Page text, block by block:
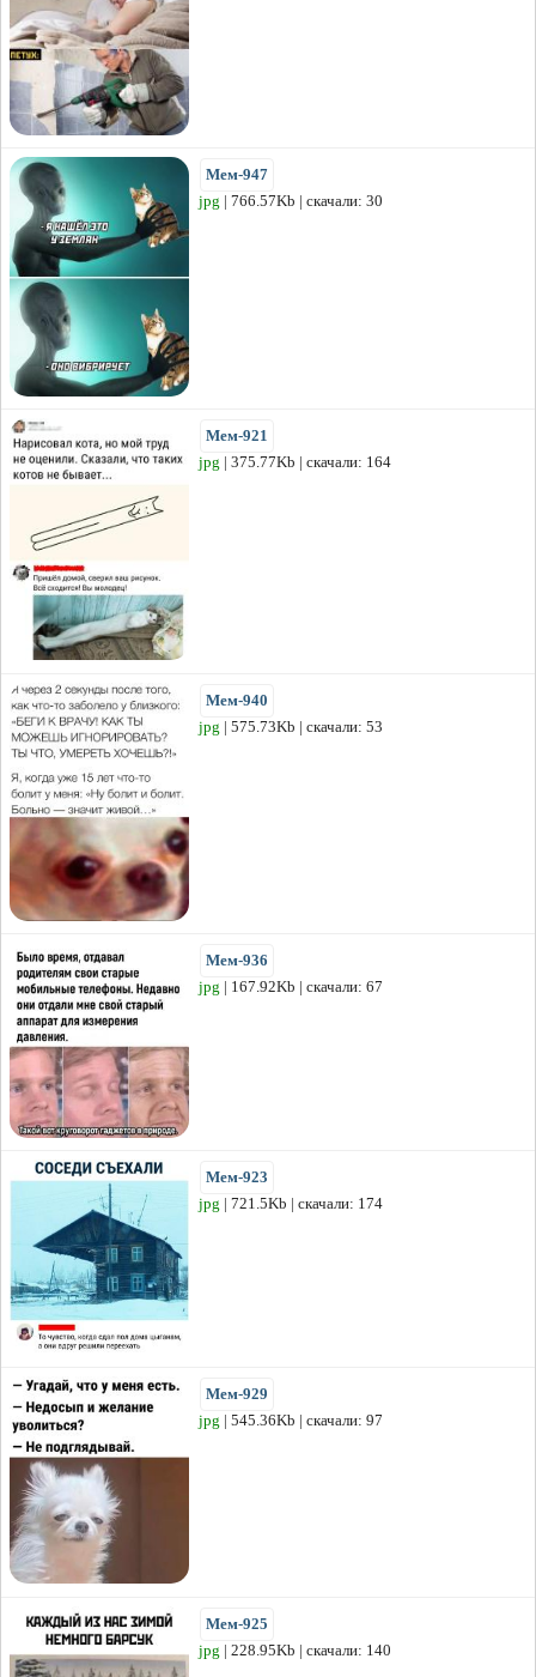
Мем-947
jpg | 766.57Kb | скачали: 30
Мем-921
jpg | 375.77Kb | скачали: 164
Мем-940
jpg | 575.73Kb | скачали: 53
Мем-936
jpg | 167.92Kb | скачали: 67
Мем-923
jpg | 721.5Kb | скачали: 174
Мем-929
jpg | 545.36Kb | скачали: 97
Мем-925
jpg | 228.95Kb | скачали: 140